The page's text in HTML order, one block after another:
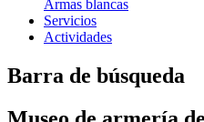
Armas blancas
Servicios
Actividades
Barra de búsqueda